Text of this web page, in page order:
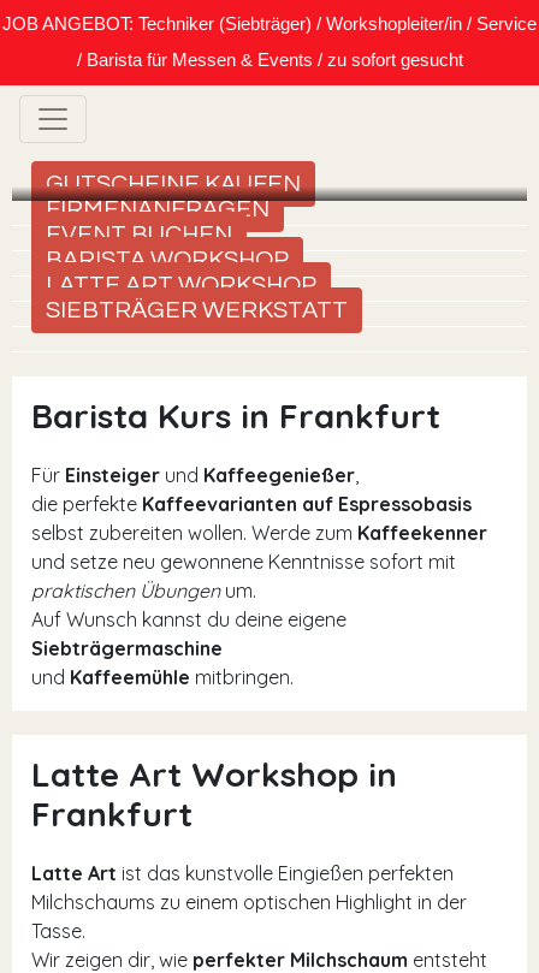
JOB ANGEBOT: Techniker (Siebträger) / Workshopleiter/in / Service
/ Barista für Messen & Events / zu sofort gesucht
GUTSCHEINE KAUFEN
FIRMENANFRAGEN
EVENT BUCHEN
BARISTA WORKSHOP
LATTE ART WORKSHOP
SIEBTRÄGER WERKSTATT
Barista Kurs in Frankfurt
Für Einsteiger und Kaffeegenießer,
die perfekte Kaffeevarianten auf Espressobasis
selbst zubereiten wollen. Werde zum Kaffeekenner
und setze neu gewonnene Kenntnisse sofort mit
praktischen Übungenum.
Auf Wunsch kannst du deine eigene
Siebträgermaschine
und Kaffeemühle mitbringen.
Latte Art Workshop in
Frankfurt
Latte Art ist das kunstvolle Eingießen perfekten
Milchschaums zu einem optischen Highlight in der
Tasse.
Wir zeigen dir, wie perfekter Milchschaum entsteht